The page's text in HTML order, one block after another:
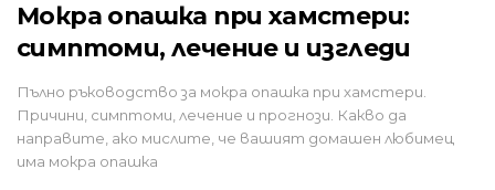
Мокра опашка при хамстери:
симптоми, лечение и изгледи
Пълно ръководство за мокра опашка при хамстери.
Причини, симптоми, лечение и прогнози. Какво да
направите, ако мислите, че вашият домашен любимец
има мокра опашка